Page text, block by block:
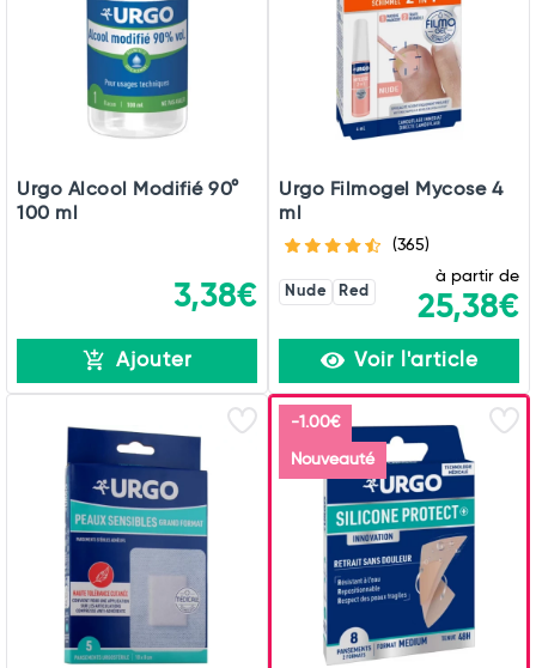
Urgo Alcool Modifié 90°
100 ml
3,38€
Ajouter
Urgo Filmogel Mycose 4
ml
(365)
Nude Red
à partir de
25,38€
Voir l'article
-1.00€
Nouveauté